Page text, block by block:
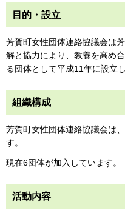
目的・設立
芳賀町女性団体連絡協議会は
解と協力により、教養を高め
る団体として平成11年に設立し
組織構成
芳賀町女性団体連絡協議会は
す。
現在6団体が加入しています。
活動内容